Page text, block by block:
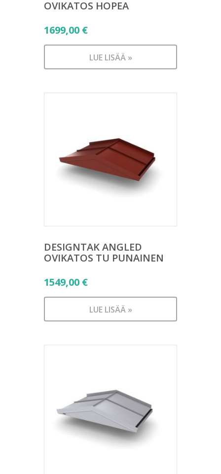
OVIKATOS HOPEA
1699,00 €
LUE LISÄÄ »
DESIGNTAK ANGLED
OVIKATOS TU PUNAINEN
1549,00 €
LUE LISÄÄ »